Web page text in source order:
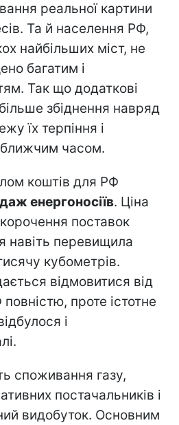
реальної картини
Та й населення РФ,
найбільших міст, не
багатим і
Так що додаткові
збіднення навряд
їх терпіння і
часом.
коштів для РФ
енергоносіїв. Ціна
поставок
навіть перевищила
кубометрів.
відмовитися від
проте істотне
і
споживання газу,
постачальників і
видобуток. Основним